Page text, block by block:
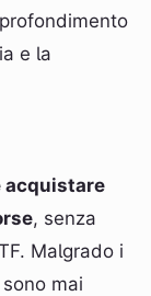
e la
acquistare
, senza
Malgrado i
mai